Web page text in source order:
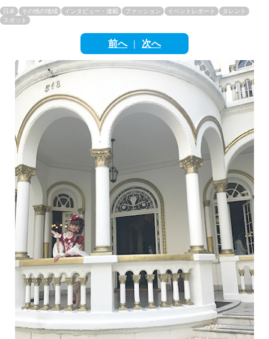
繁體中文
English
ภาษาไทย
Bahasa Indonesia
日本 その他の地域 インタビュー・連載 ファッション イベントレポート
タレント
スポット
前へ| 次へ